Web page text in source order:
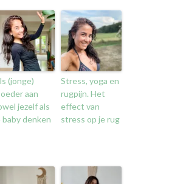
(jonge)
aan
jezelf als
baby denken
Stress, yoga en
rugpijn. Het
effect van
stress op je rug